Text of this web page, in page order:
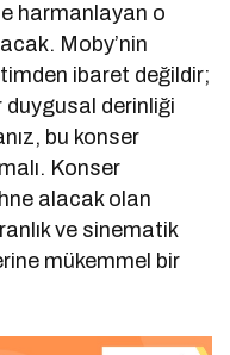
harmanlayan o
Moby’nin
ibaret değildir;
duygusal derinliği
bu konser
Konser
alacak olan
ve sinematik
mükemmel bir